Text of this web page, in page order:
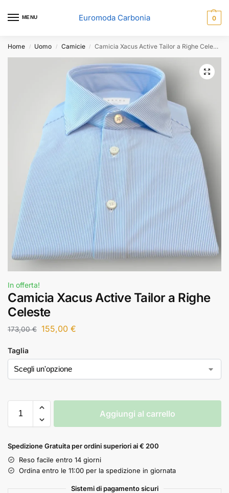
MENU Euromoda Carbonia 0
Home / Uomo / Camicie / Camicia Xacus Active Tailor a Righe Celeste
In offerta!
Camicia Xacus Active Tailor a Righe
Celeste
173,00€ 155,00 €
Taglia
Aggiungi al carrello
Spedizione Gratuita per ordini superiori ai € 200
Reso facile entro 14 giorni
Ordina entro le 11:00 per la spedizione in giornata
Sistemi di pagamento sicuri